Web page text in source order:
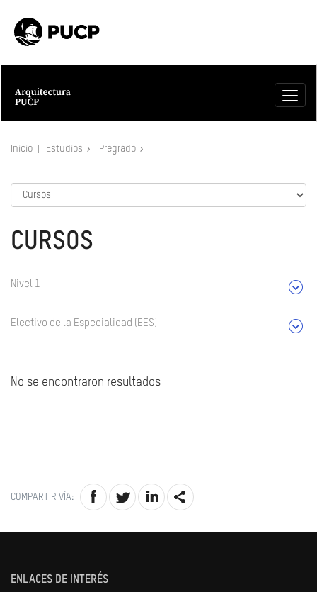
Inicio Estudios Pregrado
CURSOS
Nivel 1
Electivo de la Especialidad (EES)
No se encontraron resultados
COMPARTIR VÍA:
ENLACES DE INTERÉS